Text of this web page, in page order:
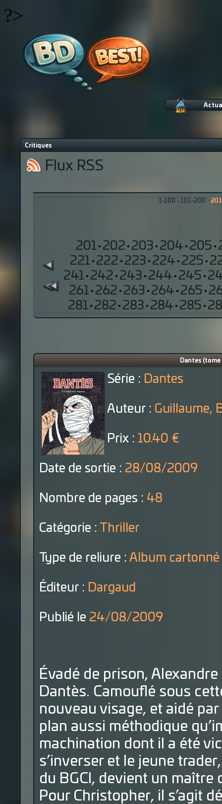
?>
Critiques
Flux RSS
1-100 · 101-200 ·
201 · 202 · 203 · 204 · 205 ·
221 · 222 · 223 · 224 · 225 ·
241 · 242 · 243 · 244 · 245 ·
261 · 262 · 263 · 264 · 265 ·
281 · 282 · 283 · 284 · 285 ·
Dantes (tome
Série : Dantes
Auteur : Guillaume,
Prix : 10.40 €
Date de sortie : 28/08/2009
Nombre de pages : 48
Catégorie : Thriller
Type de reliure : Album cartonné
Éditeur : Dargaud
Publié le 24/08/2009
Évadé de prison,
Dantès. Camouflé sous
nouveau visage, et aidé
plan aussi méthodique
machination dont il a été
s’inverser et le jeune
du BGCI, devient un
Pour Christopher, il s’agit